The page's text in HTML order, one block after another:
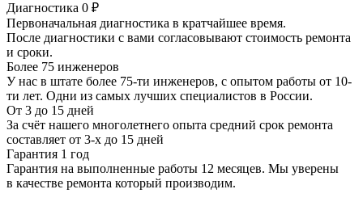
Диагностика 0 ₽
Первоначальная диагностика в кратчайшее время.
После диагностики с вами согласовывают стоимость ремонта
и сроки.
Более 75 инженеров
У нас в штате более 75-ти инженеров, с опытом работы от 10-
ти лет. Одни из самых лучших специалистов в России.
От 3 до 15 дней
За счёт нашего многолетнего опыта средний срок ремонта
составляет от 3-х до 15 дней
Гарантия 1 год
Гарантия на выполненные работы 12 месяцев. Мы уверены
в качестве ремонта который производим.